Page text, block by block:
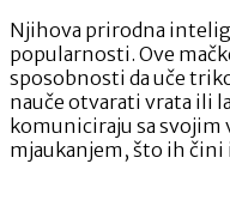
Njihova prirodna
popularnosti. Ove
sposobnosti da uče
nauče otvarati vrata ili
komuniciraju sa
mjaukanjem, što ih